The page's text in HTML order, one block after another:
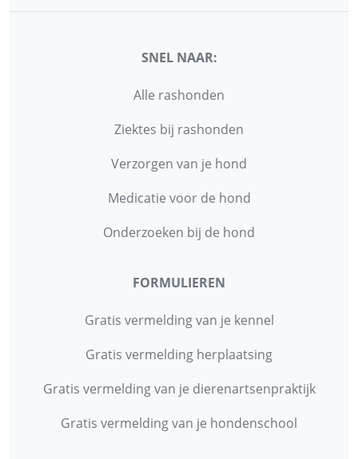
SNEL NAAR:
Alle rashonden
Ziektes bij rashonden
Verzorgen van je hond
Medicatie voor de hond
Onderzoeken bij de hond
FORMULIEREN
Gratis vermelding van je kennel
Gratis vermelding herplaatsing
Gratis vermelding van je dierenartsenpraktijk
Gratis vermelding van je hondenschool